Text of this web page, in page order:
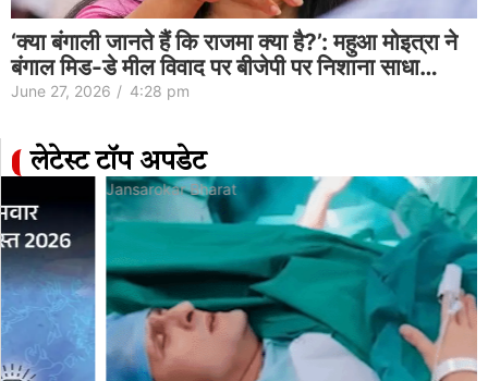
‘क्या बंगाली जानते हैं कि राजमा क्या है?’: महुआ मोइत्रा ने
बंगाल मिड-डे मील विवाद पर बीजेपी पर निशाना साधा…
June 27, 2026 / 4:28 pm
लेटेस्ट टॉप अपडेट
Jansarokar Bharat